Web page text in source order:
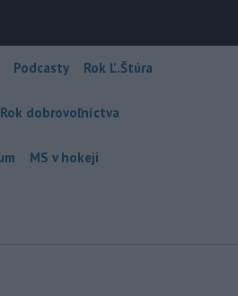
Podcasty Rok Ľ.Štúra
Rok dobrovoľníctva
MS v hokeji